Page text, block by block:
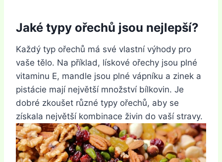
Jaké typy ořechů jsou nejlepší?
Každý typ ořechů má své vlastní výhody pro
vaše tělo. Na příklad, lískové ořechy jsou plné
vitaminu E, mandle jsou plné vápníku a zinek a
pistácie mají největší množství bílkovin. Je
dobré zkoušet různé typy ořechů, aby se
získala největší kombinace živin do vaší stravy.